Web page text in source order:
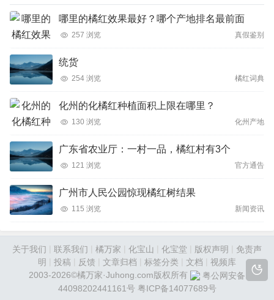
哪里的橘红效果最好？哪个产地排名最前面
257 浏览 真假鉴别
统货
254 浏览 橘红词典
化州的化橘红种植面积上限在哪里？
130 浏览 化州产地
广东省农业厅：一村一品，橘红村有3个
121 浏览 官方通告
广州市人民公园惊现橘红树结果
115 浏览 新闻资讯
关于我们 | 联系我们 | 橘万家 | 化宝山 | 化宝堂 | 版权声明 | 免责声
明 | 投稿 | 反馈 | 文章归档 | 标签分类 | 文档 | 视频库
2003-2026©橘万家·Juhong.com版权所有
粤公网安备
44098202441161号 粤ICP备14077689号